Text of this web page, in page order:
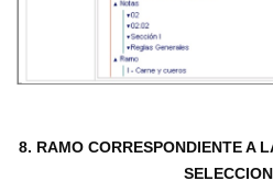
8. RAMO CORRESPONDIENTE A